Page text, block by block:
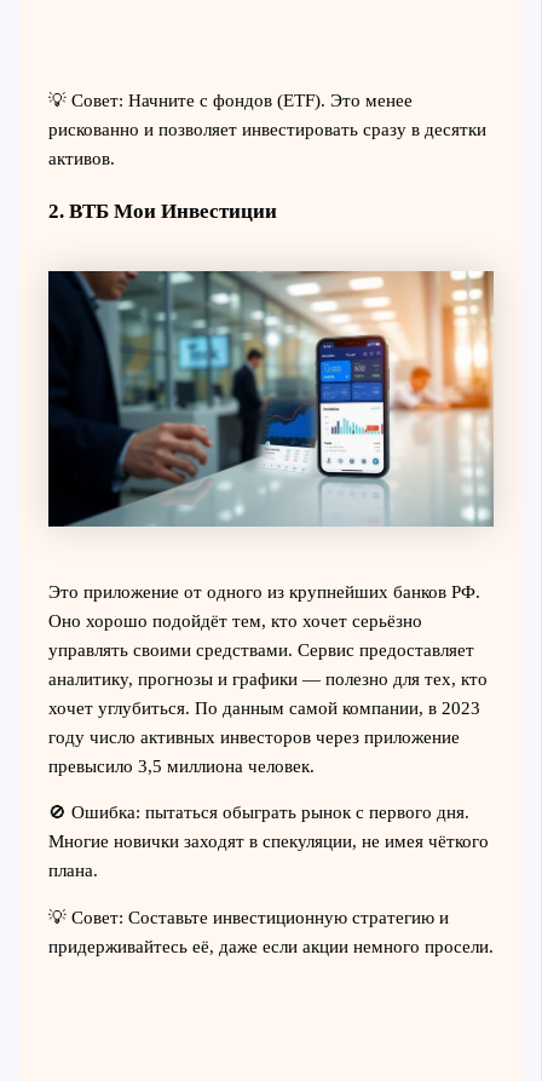
💡 Совет: Начните с фондов (ETF). Это менее
рискованно и позволяет инвестировать сразу в десятки
активов.
2. ВТБ Мои Инвестиции
Это приложение от одного из крупнейших банков РФ.
Оно хорошо подойдёт тем, кто хочет серьёзно
управлять своими средствами. Сервис предоставляет
аналитику, прогнозы и графики — полезно для тех, кто
хочет углубиться. По данным самой компании, в 2023
году число активных инвесторов через приложение
превысило 3,5 миллиона человек.
🚫 Ошибка: пытаться обыграть рынок с первого дня.
Многие новички заходят в спекуляции, не имея чёткого
плана.
💡 Совет: Составьте инвестиционную стратегию и
придерживайтесь её, даже если акции немного просели.